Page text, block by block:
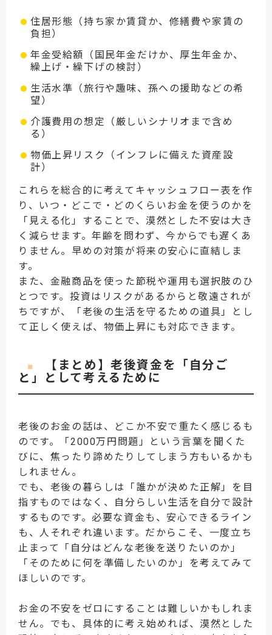
住居形態（持ち家か賃貸か、修繕費や家賃の
負担）
年金受給額（国民年金だけか、厚生年金か、
繰上げ・繰下げの検討）
生活水準（旅行や趣味、孫への援助などの希
望）
介護費用の想定（厳しいシナリオまで含め
る）
物価上昇リスク（インフレに備えた資産設
計）
これらを総合的に考えてキャッシュフロー表を作
り、いつ・どこで・どのくらいお金を使うのかを
「見える化」することで、漠然とした不安は大き
く減らせます。年齢を問わず、今からでも遅くあ
りません。早めの対策が将来の安心に直結しま
す。
また、金融商品を使った節税や運用も選択肢のひ
とつです。投資はリスクがあるからと敬遠されが
ちですが、「老後の生活を守るための道具」とし
て正しく使えば、物価上昇にも対応できます。
■
【まとめ】老後資金を「自分ご
と」として考えるために
老後のお金の話は、どこか不安で重たく感じるも
のです。「2000万円問題」という言葉を聞くた
びに、焦ったり諦めたりしてしまう方もいるかも
しれません。
でも、老後の暮らしは「誰かが決めた正解」を目
指すものではなく、自分らしい生活を自分で設計
するものです。必要な資金も、安心できるライン
も、人それぞれ違います。だからこそ、一度立ち
止まって「自分はどんな老後を送りたいのか」
「そのために何を準備したいのか」を考えてみて
ほしいのです。
お金の不安をゼロにすることは難しいかもしれま
せん。でも、具体的に考え始めれば、漠然とした